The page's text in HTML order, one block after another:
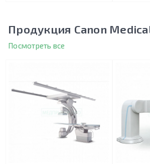
Продукция Canon
Посмотреть все